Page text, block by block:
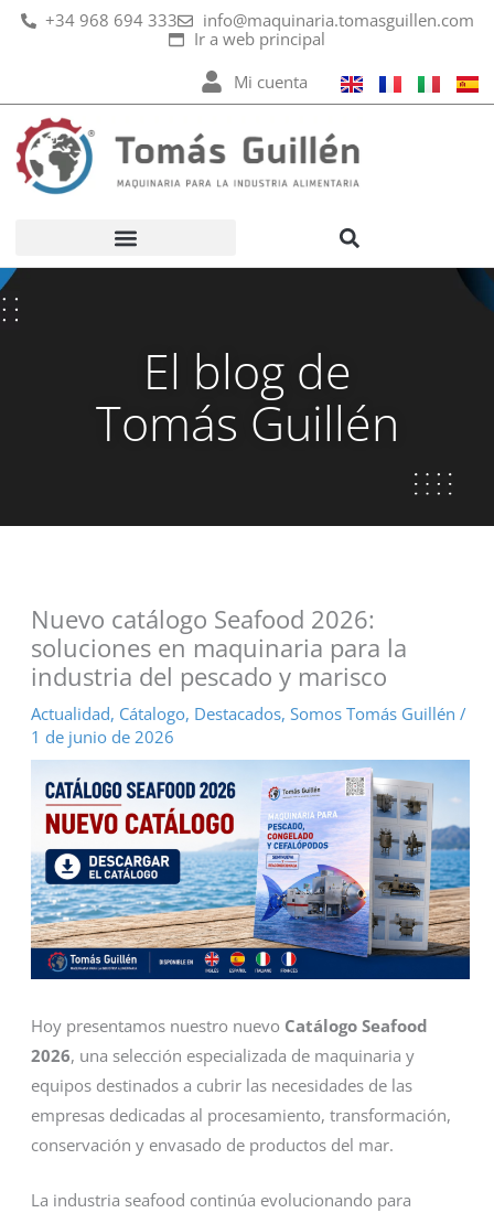
+34 968 694 333
info@maquinaria.tomasguillen.com
Ir a web principal
Mi cuenta
El blog de
Tomás Guillén
Nuevo catálogo Seafood 2026:
soluciones en maquinaria para la
industria del pescado y marisco
Actualidad, Cátalogo, Destacados, Somos Tomás Guillén /
1 de junio de 2026
Hoy presentamos nuestro nuevo Catálogo Seafood
2026, una selección especializada de maquinaria y
equipos destinados a cubrir las necesidades de las
empresas dedicadas al procesamiento, transformación,
conservación y envasado de productos del mar.
La industria seafood continúa evolucionando para